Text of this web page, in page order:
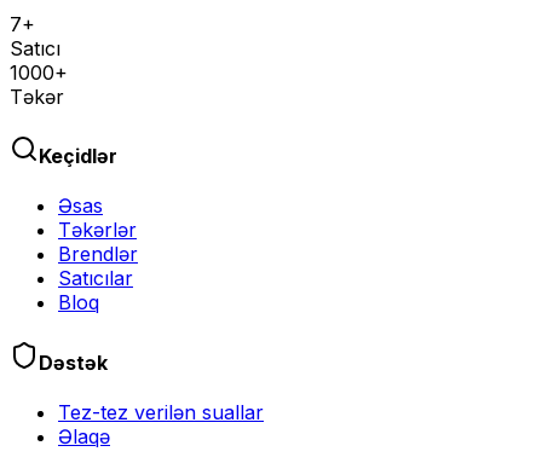
7+
Satıcı
1000+
Təkər
Keçidlər
Əsas
Təkərlər
Brendlər
Satıcılar
Bloq
Dəstək
Tez-tez verilən suallar
Əlaqə